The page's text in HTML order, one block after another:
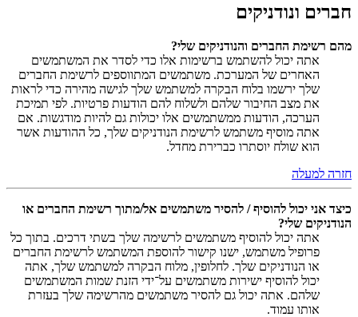
חברים ונודניקים
מהם רשימת החברים והנודניקים שלי?
אתה יכול להשתמש ברשימות אלו כדי לסדר את המשתמשים
האחרים של המערכת. משתמשים המתווספים לרשימת החברים
שלך ירשמו בלוח הבקרה למשתמש שלך לגישה מהירה כדי לראות
את מצב החיבור שלהם ולשלוח להם הודעות פרטיות. לפי תמיכת
הערכה, הודעות ממשתמשים אלו יכולות גם להיות מודגשות. אם
אתה מוסיף משתמש לרשימת הנודניקים שלך, כל ההודעות אשר
הוא שולח יוסתרו כברירת מחדל.
חזרה למעלה
כיצד אני יכול להוסיף / להסיר משתמשים אל/מתוך רשימת החברים או
הנודניקים שלי?
אתה יכול להוסיף משתמשים לרשימה שלך בשתי דרכים. בתוך כל
פרופיל משתמש, ישנו קישור להוספת המשתמש לרשימת החברים
או הנודניקים שלך. לחלופין, מלוח הבקרה למשתמש שלך, אתה
יכול להוסיף ישירות משתמשים על־ידי הזנת שמות המשתמשים
שלהם. אתה יכול גם להסיר משתמשים מהרשימה שלך בעזרת
אותו עמוד.